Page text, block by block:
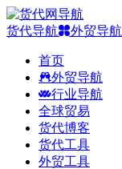
货代导航 外贸导航
首页
外贸导航
行业导航
全球贸易
货代博客
货代工具
外贸工具